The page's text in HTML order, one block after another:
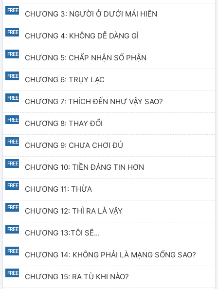
CHƯƠNG 3: NGƯỜI Ở DƯỚI MÁI HIÊN
CHƯƠNG 4: KHÔNG DỄ DÀNG GÌ
CHƯƠNG 5: CHẤP NHẬN SỐ PHẬN
CHƯƠNG 6: TRỤY LẠC
CHƯƠNG 7: THÍCH ĐẾN NHƯ VẬY SAO?
CHƯƠNG 8: THAY ĐỔI
CHƯƠNG 9: CHƯA CHƠI ĐỦ
CHƯƠNG 10: TIỀN ĐÁNG TIN HƠN
CHƯƠNG 11: THỪA
CHƯƠNG 12: THÌ RA LÀ VẬY
CHƯƠNG 13:TÔI SẼ...
CHƯƠNG 14: KHÔNG PHẢI LÀ MẠNG SỐNG SAO?
CHƯƠNG 15: RA TÙ KHI NÀO?